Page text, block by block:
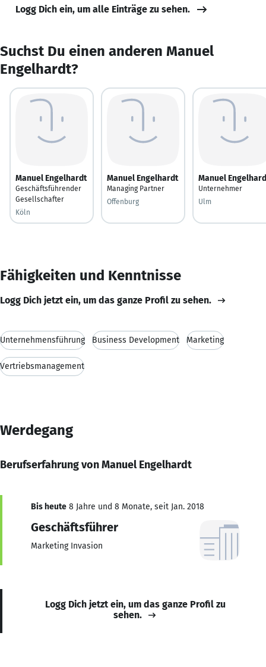
Logg Dich ein, um alle Einträge zu sehen.
Suchst Du einen anderen Manuel
Engelhardt?
Manuel Engelhardt
Geschäftsführender
Gesellschafter
Köln
Manuel Engelhardt
Managing Partner
Offenburg
Manuel
Unternehmer
Ulm
Fähigkeiten und Kenntnisse
Logg Dich jetzt ein, um das ganze Profil zu sehen.
Unternehmensführung Business Development Marketing
Vertriebsmanagement
Werdegang
Berufserfahrung von Manuel Engelhardt
Bis heute 8 Jahre und 8 Monate, seit Jan. 2018
Geschäftsführer
Marketing Invasion
Logg Dich jetzt ein, um das ganze Profil zu
sehen.